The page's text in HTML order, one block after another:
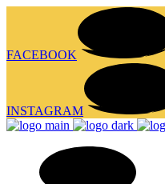
FACEBOOK
INSTAGRAM